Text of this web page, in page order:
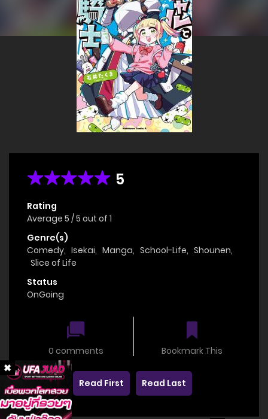
5
Rating
Average 5 /5 out of 1
Genre(s)
Comedy, Isekai, Manga, School-Life, Shounen,
Slice of Life
Status
OnGoing
0 comments Bookmark This
Read First Read Last